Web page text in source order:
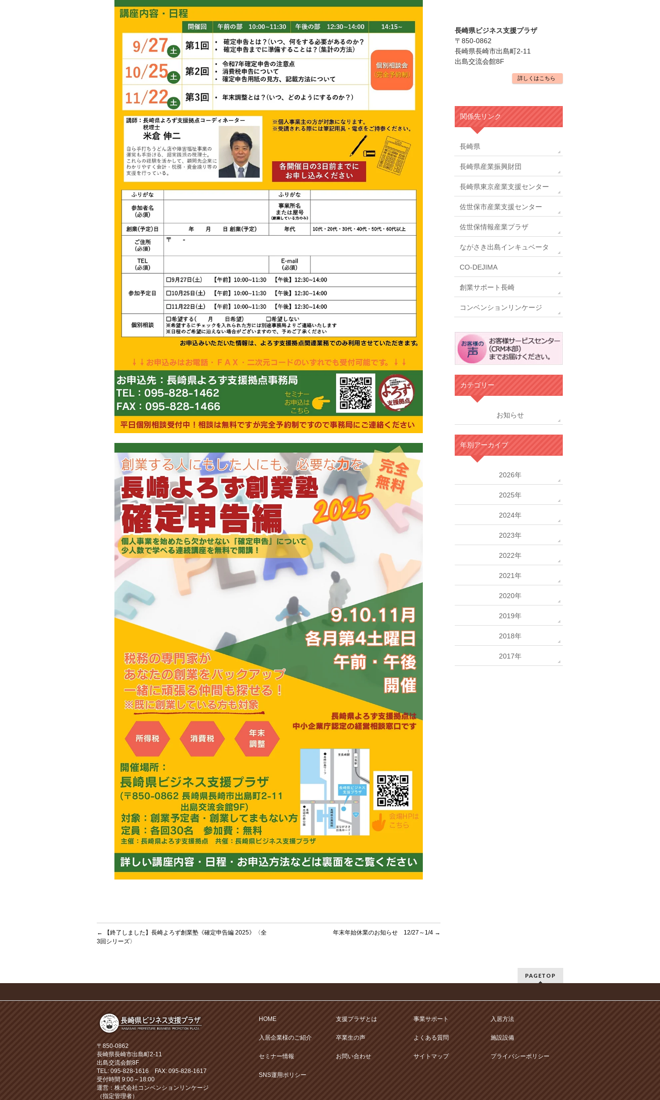
←
【終了しました】長崎よろず創業塾《確定申告編 2025》〈全
3回シリーズ〉
年末年始休業のお知らせ 12/27～1/4 →
長崎県ビジネス支援プラザ
〒850-0862
長崎県長崎市出島町2-11
出島交流会館8F
詳しくはこちら
関係先リンク
長崎県
長崎県産業振興財団
長崎県東京産業支援センター
佐世保市産業支援センター
佐世保情報産業プラザ
ながさき出島インキュベータ
CO-DEJIMA
創業サポート長崎
コンベンションリンケージ
カテゴリー
お知らせ
年別アーカイブ
2026年
2025年
2024年
2023年
2022年
2021年
2020年
2019年
2018年
2017年
PAGETOP
〒850-0862
長崎県長崎市出島町2-11
出島交流会館8F
TEL: 095-828-1616 FAX: 095-828-1617
受付時間 9:00～18:00
運営：株式会社コンベンションリンケージ
（指定管理者）
HOME 支援プラザとは 事業サポート 入居方法
入居企業様のご紹介 卒業生の声 よくある質問 施設設備
セミナー情報 お問い合わせ サイトマップ プライバシーポリシー
SNS運用ポリシー